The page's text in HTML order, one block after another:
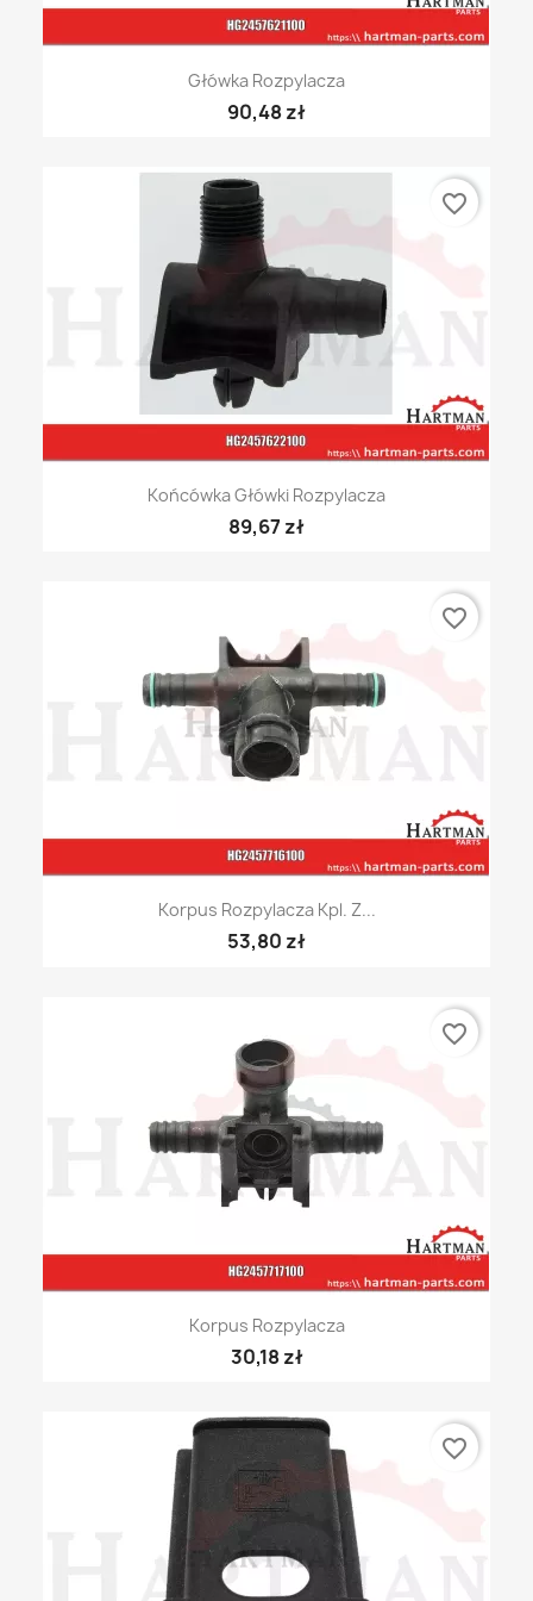
Główka Rozpylacza
90,48 zł
Końcówka Główki Rozpylacza
89,67 zł
favorite_border
Korpus Rozpylacza Kpl. Z...
53,80 zł
favorite_border
Korpus Rozpylacza
30,18 zł
favorite_border
favorite_border